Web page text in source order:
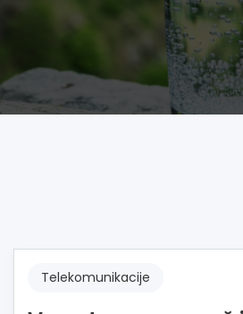
Telekomunikacije